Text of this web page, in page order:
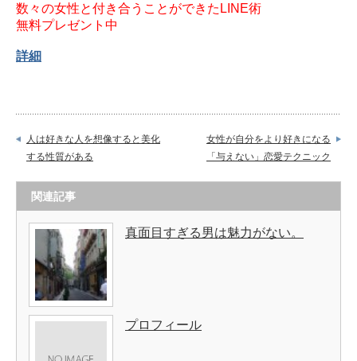
数々の女性と付き合うことができたLINE術
無料プレゼント中
詳細
人は好きな人を想像すると美化
する性質がある
女性が自分をより好きになる
「与えない」恋愛テクニック
関連記事
真面目すぎる男は魅力がない。
プロフィール